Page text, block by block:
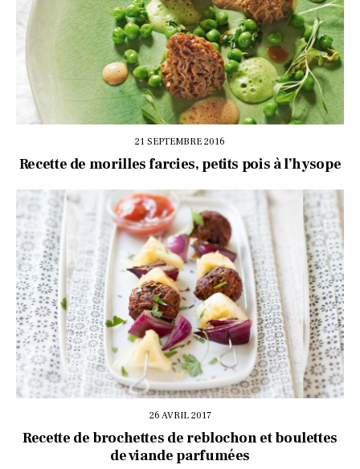
21 SEPTEMBRE 2016
Recette de morilles farcies, petits pois à l’hysope
26 AVRIL 2017
Recette de brochettes de reblochon et boulettes
de viande parfumées